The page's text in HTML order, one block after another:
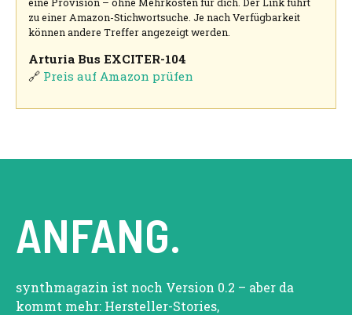
zu einer Amazon-Stichwortsuche. Je nach Verfügbarkeit
können andere Treffer angezeigt werden.
Arturia Bus EXCITER-104
🔗 Preis auf Amazon prüfen
ANFANG.
synthmagazin ist noch Version 0.2 – aber da
kommt mehr: Hersteller-Stories,